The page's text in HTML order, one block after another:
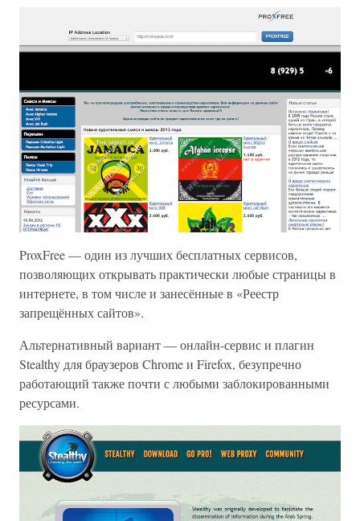
ProxFree — один из лучших бесплатных сервисов,
позволяющих открывать практически любые страницы в
интернете, в том числе и занесённые в «Реестр
запрещённых сайтов».
Альтернативный вариант — онлайн-сервис и плагин
Stealthy для браузеров Chrome и Firefox, безупречно
работающий также почти с любыми заблокированными
ресурсами.